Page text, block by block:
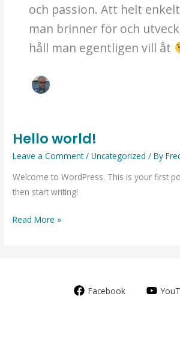
och passion. Att helt
man brinner för och
håll man egentligen vill åt
Hello world!
Leave a Comment /Uncategorized / By
Welcome to WordPress. This is your first
then start writing!
Hello
Read More »
Facebook